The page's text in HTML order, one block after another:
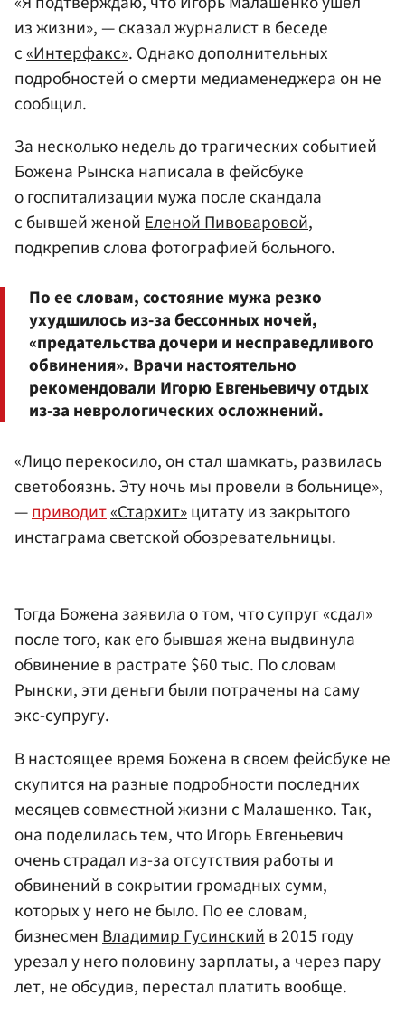
из жизни», — сказал журналист в беседе
с«Интерфакс». Однако дополнительных
подробностей о смерти медиаменеджера он не
сообщил.
За несколько недель до трагических событией
Божена Рынска написала в фейсбуке
о госпитализации мужа после скандала
с бывшей женойЕленой Пивоваровой,
подкрепив слова фотографией больного.
По ее словам, состояние мужа резко
ухудшилось из-за бессонных ночей,
«предательства дочери и несправедливого
обвинения». Врачи настоятельно
рекомендовали Игорю Евгеньевичу отдых
из-за неврологических осложнений.
«Лицо перекосило, он стал шамкать, развилась
светобоязнь. Эту ночь мы провели в больнице»,
—приводит«Стархит»цитату из закрытого
инстаграма светской обозревательницы.
Тогда Божена заявила о том, что супруг «сдал»
после того, как его бывшая жена выдвинула
обвинение в растрате $60 тыс. По словам
Рынски, эти деньги были потрачены на саму
экс-супругу.
В настоящее время Божена в своем фейсбуке не
скупится на разные подробности последних
месяцев совместной жизни с Малашенко. Так,
она поделилась тем, что Игорь Евгеньевич
очень страдал из-за отсутствия работы и
обвинений в сокрытии громадных сумм,
которых у него не было. По ее словам,
бизнесменВладимир Гусинскийв 2015 году
урезал у него половину зарплаты, а через пару
лет, не обсудив, перестал платить вообще.